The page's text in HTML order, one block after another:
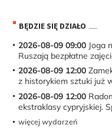
BĘDZIE SIĘ DZIAŁO
2026-08-09 09:00 Joga
Ruszają bezpłatne
2026-08-09 12:00
z historykiem sztuki już
2026-08-09 12:00
ekstraklasy cypryjskiej.
więcej wydarzeń